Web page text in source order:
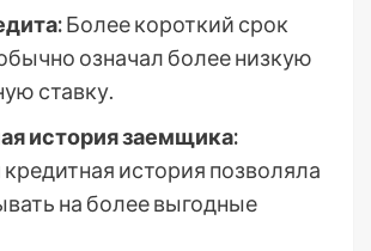
Более короткий срок
означал более низкую
ставку.
история заемщика:
история позволяла
на более выгодные